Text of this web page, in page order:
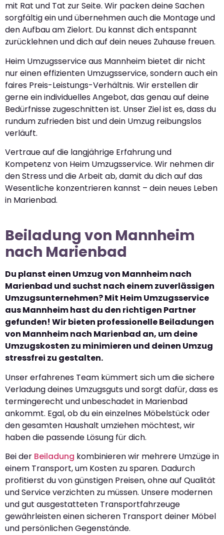
mit Rat und Tat zur Seite. Wir packen deine Sachen
sorgfältig ein und übernehmen auch die Montage und
den Aufbau am Zielort. Du kannst dich entspannt
zurücklehnen und dich auf dein neues Zuhause freuen.
Heim Umzugsservice aus Mannheim bietet dir nicht
nur einen effizienten Umzugsservice, sondern auch ein
faires Preis-Leistungs-Verhältnis. Wir erstellen dir
gerne ein individuelles Angebot, das genau auf deine
Bedürfnisse zugeschnitten ist. Unser Ziel ist es, dass du
rundum zufrieden bist und dein Umzug reibungslos
verläuft.
Vertraue auf die langjährige Erfahrung und
Kompetenz von Heim Umzugsservice. Wir nehmen dir
den Stress und die Arbeit ab, damit du dich auf das
Wesentliche konzentrieren kannst – dein neues Leben
in Marienbad.
Beiladung von Mannheim
nach Marienbad
Du planst einen Umzug von Mannheim nach
Marienbad und suchst nach einem zuverlässigen
Umzugsunternehmen? Mit Heim Umzugsservice
aus Mannheim hast du den richtigen Partner
gefunden! Wir bieten professionelle Beiladungen
von Mannheim nach Marienbad an, um deine
Umzugskosten zu minimieren und deinen Umzug
stressfrei zu gestalten.
Unser erfahrenes Team kümmert sich um die sichere
Verladung deines Umzugsguts und sorgt dafür, dass es
termingerecht und unbeschadet in Marienbad
ankommt. Egal, ob du ein einzelnes Möbelstück oder
den gesamten Haushalt umziehen möchtest, wir
haben die passende Lösung für dich.
Bei der Beiladung kombinieren wir mehrere Umzüge in
einem Transport, um Kosten zu sparen. Dadurch
profitierst du von günstigen Preisen, ohne auf Qualität
und Service verzichten zu müssen. Unsere modernen
und gut ausgestatteten Transportfahrzeuge
gewährleisten einen sicheren Transport deiner Möbel
und persönlichen Gegenstände.